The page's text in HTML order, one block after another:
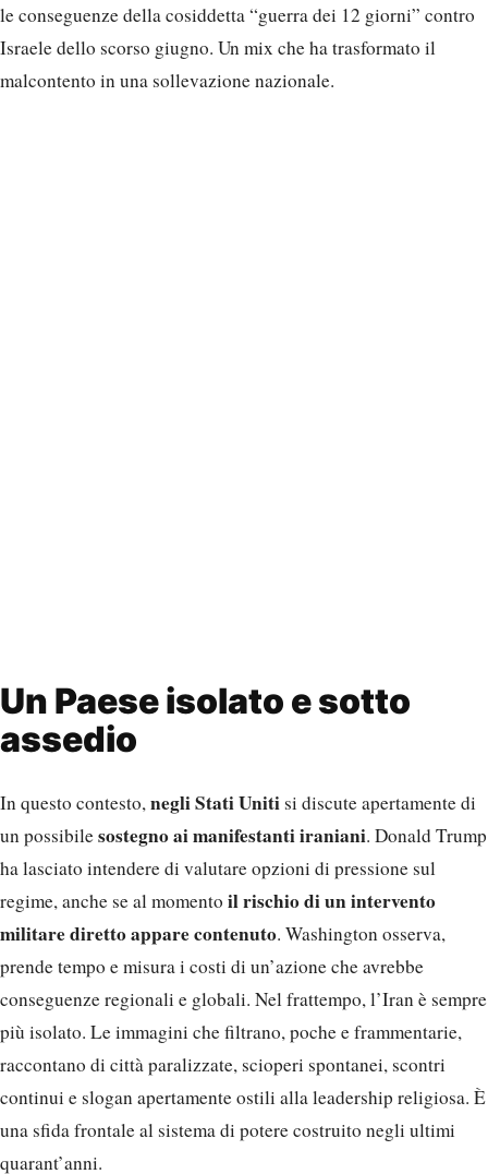
le conseguenze della cosiddetta “guerra dei 12 giorni” contro
Israele dello scorso giugno. Un mix che ha trasformato il
malcontento in una sollevazione nazionale.
Un Paese isolato e sotto
assedio
In questo contesto,negli Stati Unitisi discute apertamente di
un possibilesostegno ai manifestanti iraniani. Donald Trump
ha lasciato intendere di valutare opzioni di pressione sul
regime, anche se al momento il rischio di un intervento
militare diretto appare contenuto. Washington osserva,
prende tempo e misura i costi di un’azione che avrebbe
conseguenze regionali e globali. Nel frattempo, l’Iran è sempre
più isolato. Le immagini che filtrano, poche e frammentarie,
raccontano di città paralizzate, scioperi spontanei, scontri
continui e slogan apertamente ostili alla leadership religiosa. È
una sfida frontale al sistema di potere costruito negli ultimi
quarant’anni.